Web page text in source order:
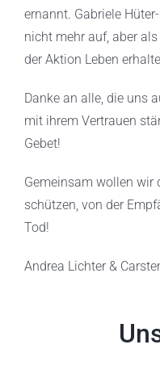
ernannt. Gabriele
nicht mehr auf, aber
der Aktion Leben
Danke an alle, die uns
mit ihrem Vertrauen
Gebet!
Gemeinsam wollen wir
schützen, von der
Tod!
Andrea Lichter &